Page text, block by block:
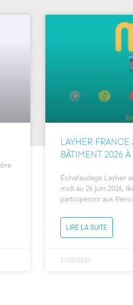
LAYHER
BÂTIMENT 2026
Échafaudage Layher
midi au 26 juin 2026,
participeront aux
LIRE LA SUITE
27/05/2026